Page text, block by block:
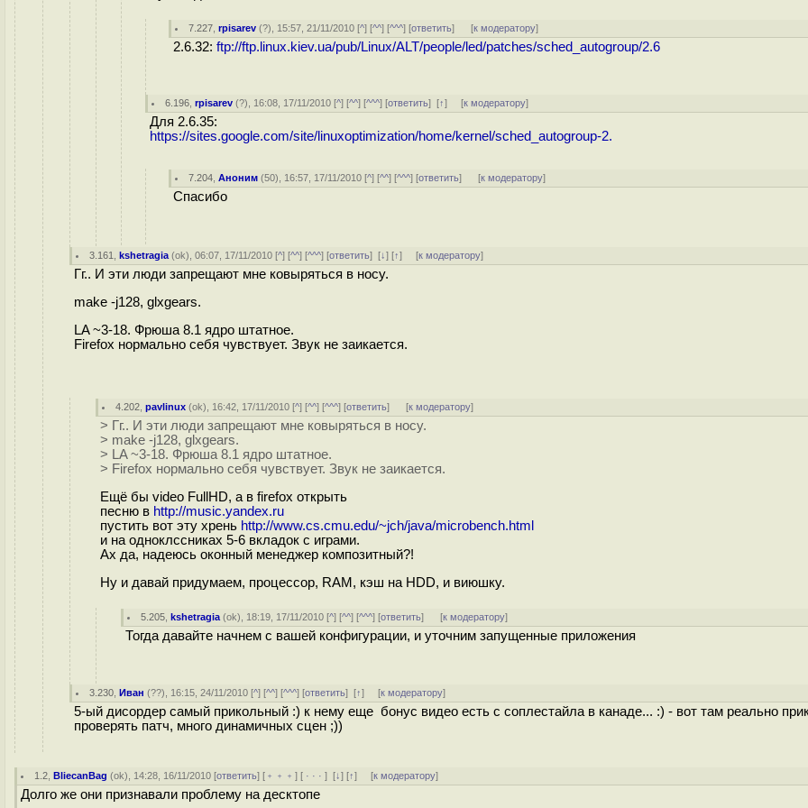
7.227 ,rpisarev (?), 15:57, 21/11/2010 [^] [^^] [^^^] [ответить] [к модератору]
2.6.32: ftp://ftp.linux.kiev.ua/pub/Linux/ALT/people/led/patches/sched_autogroup/2.6
6.196 ,rpisarev (?), 16:08, 17/11/2010 [^] [^^] [^^^] [ответить][↑] [к модератору]
Для 2.6.35:
https://sites.google.com/site/linuxoptimization/home/kernel/sched_autogroup-2.
7.204 ,Аноним (50), 16:57, 17/11/2010 [^] [^^] [^^^] [ответить] [к модератору]
Спасибо
3.161 ,kshetragia (ok), 06:07, 17/11/2010 [^] [^^] [^^^] [ответить][↓] [↑] [к модератору]
Гг.. И эти люди запрещают мне ковыряться в носу.
make -j128, glxgears.
LA ~3-18. Фрюша 8.1 ядро штатное.
Firefox нормально себя чувствует. Звук не заикается.
4.202 ,pavlinux (ok), 16:42, 17/11/2010 [^] [^^] [^^^] [ответить] [к модератору]
> Гг.. И эти люди запрещают мне ковыряться в носу.
> make -j128, glxgears.
> LA ~3-18. Фрюша 8.1 ядро штатное.
> Firefox нормально себя чувствует. Звук не заикается.
Ещё бы video FullHD, а в firefox открыть
песню в http://music.yandex.ru
пустить вот эту хрень http://www.cs.cmu.edu/~jch/java/microbench.html
и на одноклссниках 5-6 вкладок с играми.
Ах да, надеюсь оконный менеджер композитный?!
Ну и давай придумаем, процессор, RAM, кэш на HDD, и виюшку.
5.205 ,kshetragia (ok), 18:19, 17/11/2010 [^] [^^] [^^^] [ответить] [к модератору]
Тогда давайте начнем с вашей конфигурации, и уточним запущенные приложения
3.230 ,Иван (??), 16:15, 24/11/2010 [^] [^^] [^^^] [ответить][↑] [к модератору]
5-ый дисордер самый прикольный :) к нему еще бонус видео есть с соплестайла в канаде... :) - вот там реально
проверять патч, много динамичных сцен ;))
1.2 ,BliecanBag (ok), 14:28, 16/11/2010 [ответить] [ ﹢﹢﹢] [ · · ·][↓] [↑] [к модератору]
Долго же они признавали проблему на десктопе